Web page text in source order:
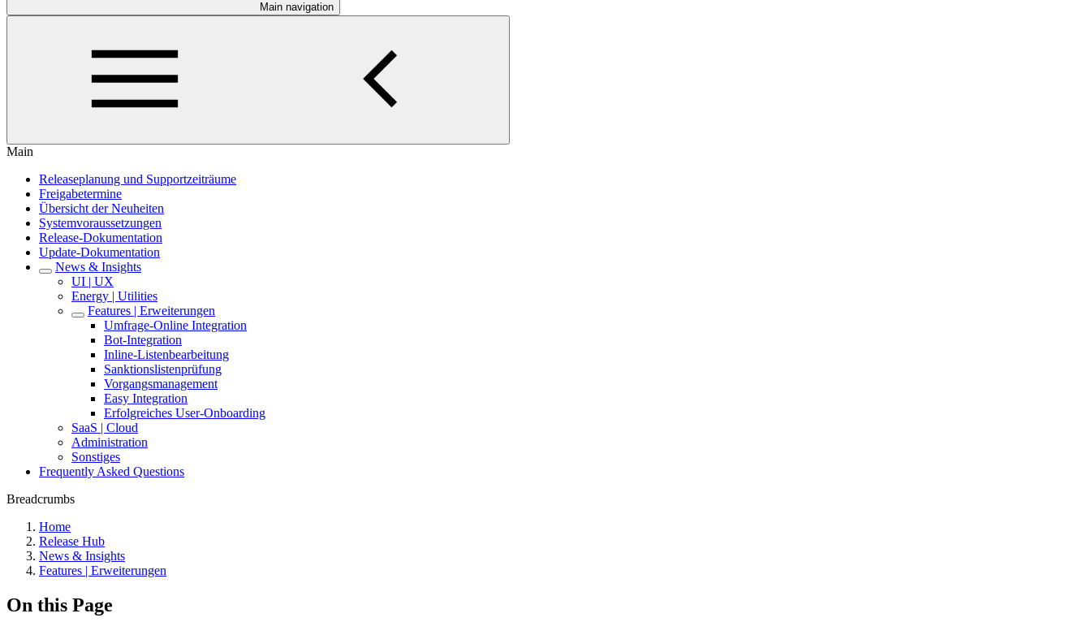
Main navigation
Main
Releaseplanung und Supportzeiträume
Freigabetermine
Übersicht der Neuheiten
Systemvoraussetzungen
Release-Dokumentation
Update-Dokumentation
News & Insights
UI | UX
Energy | Utilities
Features | Erweiterungen
Umfrage-Online Integration
Bot-Integration
Inline-Listenbearbeitung
Sanktionslistenprüfung
Vorgangsmanagement
Easy Integration
Erfolgreiches User-Onboarding
SaaS | Cloud
Administration
Sonstiges
Frequently Asked Questions
Breadcrumbs
Home
Release Hub
News & Insights
Features | Erweiterungen
On this Page